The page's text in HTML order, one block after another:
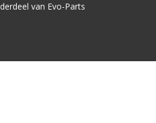
van Evo-Parts